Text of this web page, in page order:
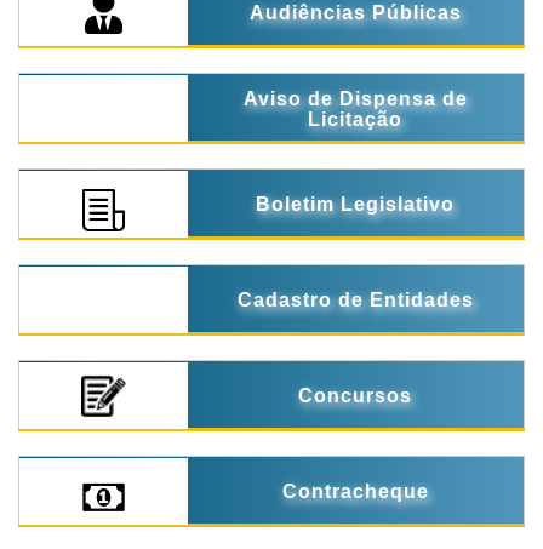
Audiências Públicas
Aviso de Dispensa de
Licitação
Boletim Legislativo
Cadastro de Entidades
Concursos
Contracheque